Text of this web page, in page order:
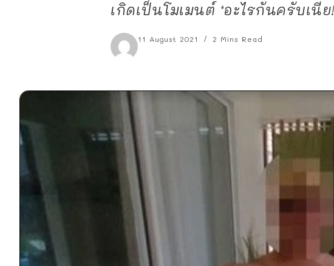
เกิดเป็นโมเมนต์ ‘อะไรกันครับเนี่ย
11 August 2021 2 Mins Read